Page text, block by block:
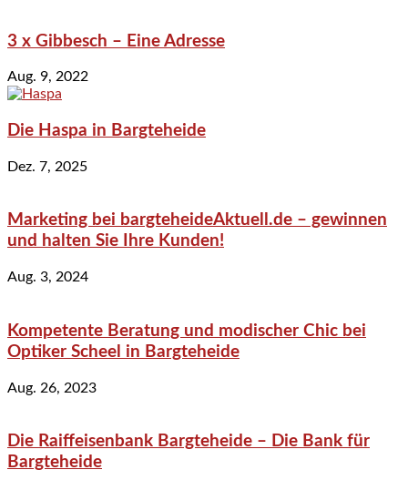
3 x Gibbesch – Eine Adresse
Aug. 9, 2022
Die Haspa in Bargteheide
Dez. 7, 2025
Marketing bei bargteheideAktuell.de – gewinnen
und halten Sie Ihre Kunden!
Aug. 3, 2024
Kompetente Beratung und modischer Chic bei
Optiker Scheel in Bargteheide
Aug. 26, 2023
Die Raiffeisenbank Bargteheide – Die Bank für
Bargteheide